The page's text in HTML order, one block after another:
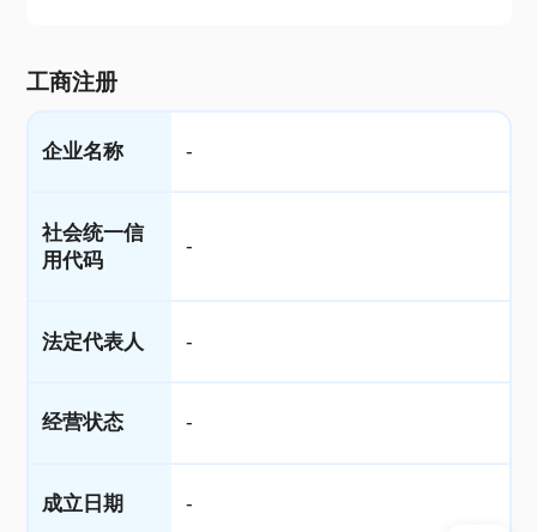
工商注册
企业名称 -
社会统一信
用代码
-
法定代表人 -
经营状态 -
成立日期 -